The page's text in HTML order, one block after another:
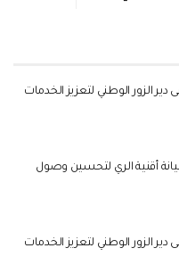
الزور الوطني لتعزيز الخدمات
صيانة أقنية الري لتحسين وصول
الزور الوطني لتعزيز الخدمات